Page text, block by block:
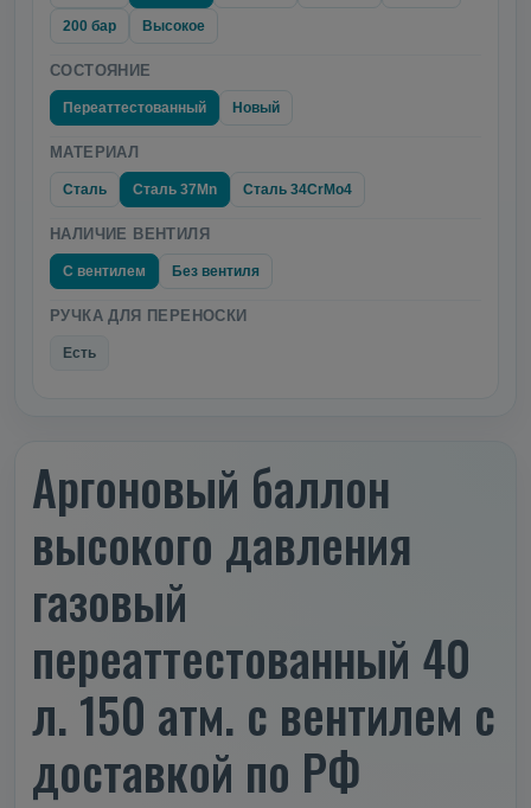
200 бар Высокое
СОСТОЯНИЕ
Переаттестованный Новый
МАТЕРИАЛ
Сталь Сталь 37Mn Сталь 34CrMo4
НАЛИЧИЕ ВЕНТИЛЯ
С вентилем Без вентиля
РУЧКА ДЛЯ ПЕРЕНОСКИ
Есть
Аргоновый баллон
высокого давления
газовый
переаттестованный 40
л. 150 атм. с вентилем с
доставкой по РФ